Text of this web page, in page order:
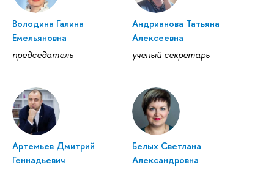
Володина Галина
Емельяновна
председатель
Андрианова Татьяна
Алексеевна
ученый секретарь
Артемьев Дмитрий
Геннадьевич
Белых Светлана
Александровна